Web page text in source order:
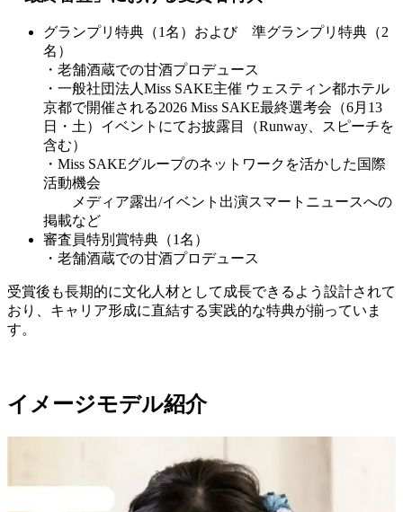
グランプリ特典（1名）および 準グランプリ特典（2
名）
・老舗酒蔵での甘酒プロデュース
・一般社団法人Miss SAKE主催 ウェスティン都ホテル
京都で開催される2026 Miss SAKE最終選考会（6月13
日・土）イベントにてお披露目（Runway、スピーチを
含む）
・Miss SAKEグループのネットワークを活かした国際
活動機会
メディア露出/イベント出演スマートニュースへの
掲載など
審査員特別賞特典（1名）
・老舗酒蔵での甘酒プロデュース
受賞後も長期的に文化人材として成長できるよう設計されて
おり、キャリア形成に直結する実践的な特典が揃っていま
す。
イメージモデル紹介